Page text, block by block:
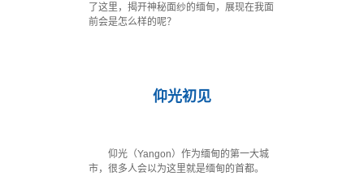
了这里，揭开神秘面纱的缅甸，展现在我面
前会是怎么样的呢？
仰光初见
仰光（Yangon）作为缅甸的第一大城
市，很多人会以为这里就是缅甸的首都。